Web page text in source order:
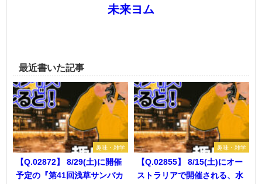
未来ヨム
最近書いた記事
趣味・雑学
【Q.02872】 8/29(土)に開催
予定の『第41回浅草サンバカ
趣味・雑学
【Q.02855】 8/15(土)にオー
ストラリアで開催される、水